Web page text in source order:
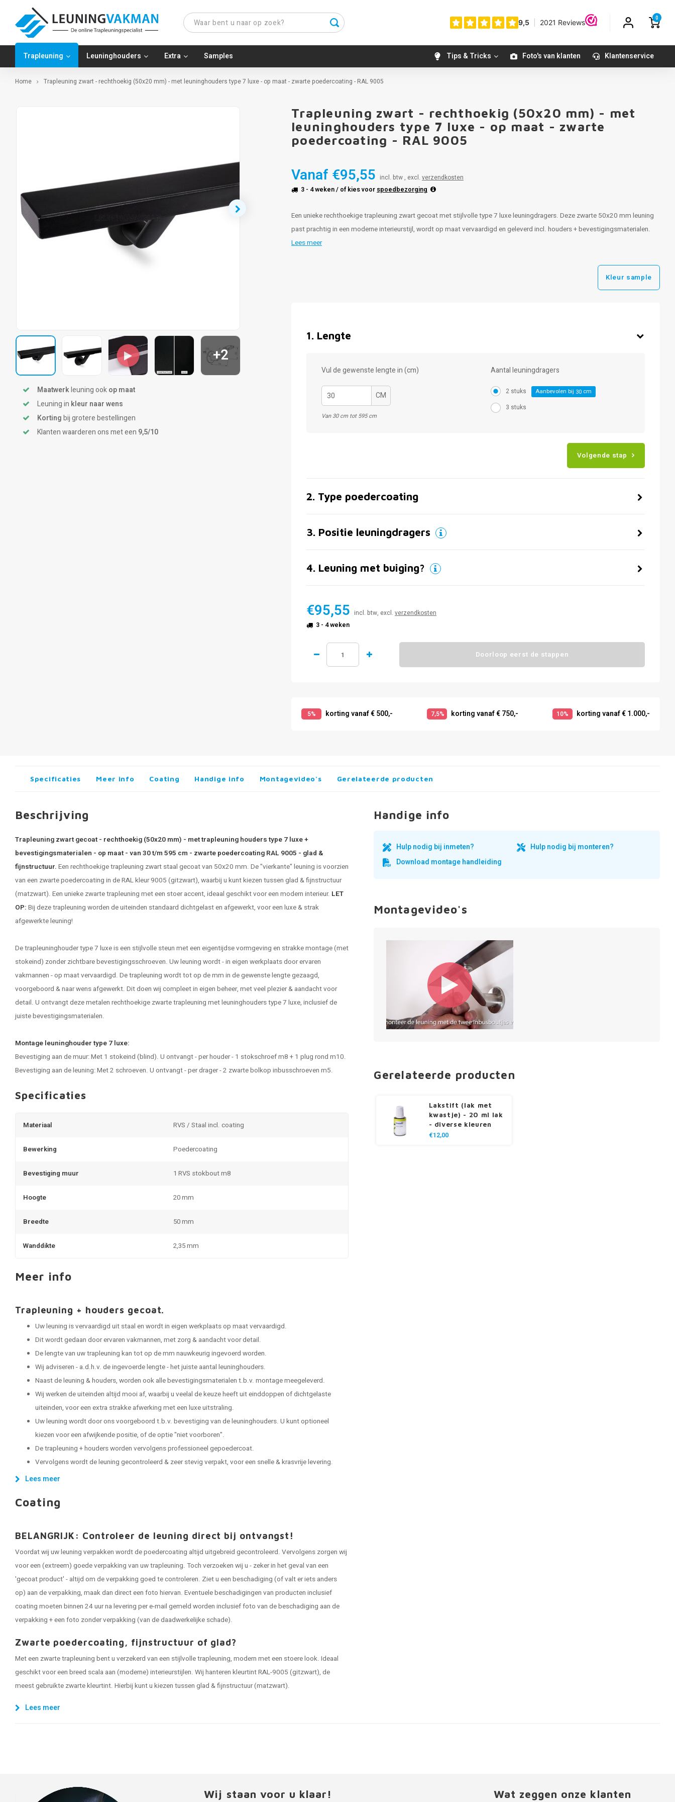
0
Trapleuning Leuninghouders Extra Samples Tips & Tricks Foto's van klanten Klantenservice
Home Trapleuning zwart - rechthoekig (50x20 mm) - met leuninghouders type 7 luxe - op maat - zwarte poedercoating - RAL 9005
+2
Maatwerkleuning ookop maat
Leuning in kleur naar wens
Kortingbij grotere bestellingen
Klanten waarderen ons met een 9,5/10
Trapleuning zwart - rechthoekig (50x20 mm) - met
leuninghouders type 7 luxe - op maat - zwarte
poedercoating - RAL 9005
Vanaf €95,55 incl. btw , excl. verzendkosten
3 - 4 weken/ of kies voor spoedbezorging
Een unieke rechthoekige trapleuning zwart gecoat met stijlvolle type 7 luxe leuningdragers. Deze zwarte 50x20 mm leuning
past prachtig in een moderne interieurstijl, wordt op maat vervaardigd en geleverd incl. houders + bevestigingsmaterialen.
Lees meer
Kleur sample
1. Lengte
Vul de gewenste lengte in (cm)
CM
Van 30 cm tot 595 cm
Aantal leuningdragers
2 stuks Aanbevolen bij 30 cm
3 stuks
Volgende stap
2. Type poedercoating
3. Positie leuningdragers
4. Leuning met buiging?
€95,55 incl. btw, excl. verzendkosten
3 - 4 weken
Doorloop eerst de stappen
5% korting vanaf € 500,- 7,5% korting vanaf € 750,- 10% korting vanaf € 1.000,-
Specificaties Meer info Coating Handige info Montagevideo's Gerelateerde producten
Beschrijving
Trapleuning zwart gecoat - rechthoekig (50x20 mm) - met trapleuning houders type 7 luxe +
bevestigingsmaterialen - op maat - van 30 t/m 595 cm - zwarte poedercoating RAL 9005 - glad &
fijnstructuur. Een rechthoekigetrapleuning zwart staal gecoat van 50x20 mm. De "vierkante" leuning is voorzien
van een zwarte poedercoating in de RAL kleur 9005 (gitzwart), waarbij u kunt kiezen tussen glad & fijnstructuur
(matzwart). Een unieke zwarte trapleuning met een stoer accent, ideaal geschikt voor een modern interieur. LET
OP: Bij deze trapleuning worden de uiteinden standaard dichtgelast en afgewerkt, voor een luxe & strak
afgewerkte leuning!
De trapleuninghouder type 7 luxe is een stijlvolle steun met een eigentijdse vormgeving en strakke montage (met
stokeind) zonder zichtbare bevestigingsschroeven. Uw leuning wordt - in eigen werkplaats door ervaren
vakmannen - op maat vervaardigd. Detrapleuning wordt tot op de mm in de gewenste lengte gezaagd,
voorgeboord & naar wens afgewerkt. Dit doen wij compleet in eigen beheer, met veel plezier & aandacht voor
detail. U ontvangt deze metalen rechthoekige zwarte trapleuning met leuninghouders type 7 luxe, inclusief de
juiste bevestigingsmaterialen.
Montage leuninghouder type 7 luxe:
Bevestiging aan de muur: Met 1 stokeind (blind). U ontvangt - per houder - 1 stokschroef m8 + 1 plug rond m10.
Bevestiging aan de leuning: Met 2 schroeven. U ontvangt - per drager - 2 zwarte bolkop inbusschroeven m5.
Specificaties
Materiaal RVS / Staal incl. coating
Bewerking Poedercoating
Bevestiging muur 1 RVS stokbout m8
Hoogte 20 mm
Breedte 50 mm
Wanddikte 2,35 mm
Meer info
Trapleuning + houders gecoat.
Uw leuning is vervaardigd uit staal en wordt in eigen werkplaats op maat vervaardigd.
Dit wordt gedaan door ervaren vakmannen, met zorg & aandacht voor detail.
De lengte van uw trapleuning kan tot op de mm nauwkeurig ingevoerd worden.
Wij adviseren - a.d.h.v. de ingevoerde lengte - het juiste aantal leuninghouders.
Naast de leuning & houders, worden ook alle bevestigingsmaterialen t.b.v. montage meegeleverd.
Wij werken de uiteinden altijd mooi af, waarbij u veelal de keuze heeft uit einddoppen of dichtgelaste
uiteinden, voor een extra strakke afwerking met een luxe uitstraling.
Uw leuning wordt door ons voorgeboord t.b.v. bevestiging van de leuninghouders. U kunt optioneel
kiezen voor een afwijkende positie, of de optie "niet voorboren".
De trapleuning + houders worden vervolgens professioneel gepoedercoat.
Vervolgens wordt de leuning gecontroleerd & zeer stevig verpakt, voor een snelle & krasvrije levering.
Lees meer
Coating
BELANGRIJK: Controleer de leuning direct bij ontvangst!
Voordat wij uw leuning verpakken wordt de poedercoating altijd uitgebreid gecontroleerd. Vervolgens zorgen wij
voor een (extreem) goede verpakking van uw trapleuning. Toch verzoeken wij u - zeker in het geval van een
'gecoat product' - altijd om de verpakking goed te controleren. Ziet u een beschadiging (of valt er iets anders
op) aan de verpakking, maak dan direct een foto hiervan. Eventuele beschadigingen van producten inclusief
coating moeten binnen 24 uur na levering per e-mail gemeld worden inclusief foto van de beschadiging aan de
verpakking + een foto zonder verpakking (van de daadwerkelijke schade).
Zwarte poedercoating, fijnstructuur of glad?
Met een zwarte trapleuning bent u verzekerd van een stijlvolle trapleuning, modern met een stoere look. Ideaal
geschikt voor een breed scala aan (moderne) interieurstijlen. Wij hanteren kleurtint RAL-9005 (gitzwart), de
meest gebruikte zwarte kleurtint. Hierbij kunt u kiezen tussen glad & fijnstructuur (matzwart).
Lees meer
Handige info
Hulp nodig bij inmeten?
Hulp nodig bij monteren?
Download montage handleiding
Montagevideo's
Gerelateerde producten
Lakstift (lak met
kwastje) - 20 ml lak
- diverse kleuren
€12,00
Wij staan voor u klaar! Wat zeggen onze klanten